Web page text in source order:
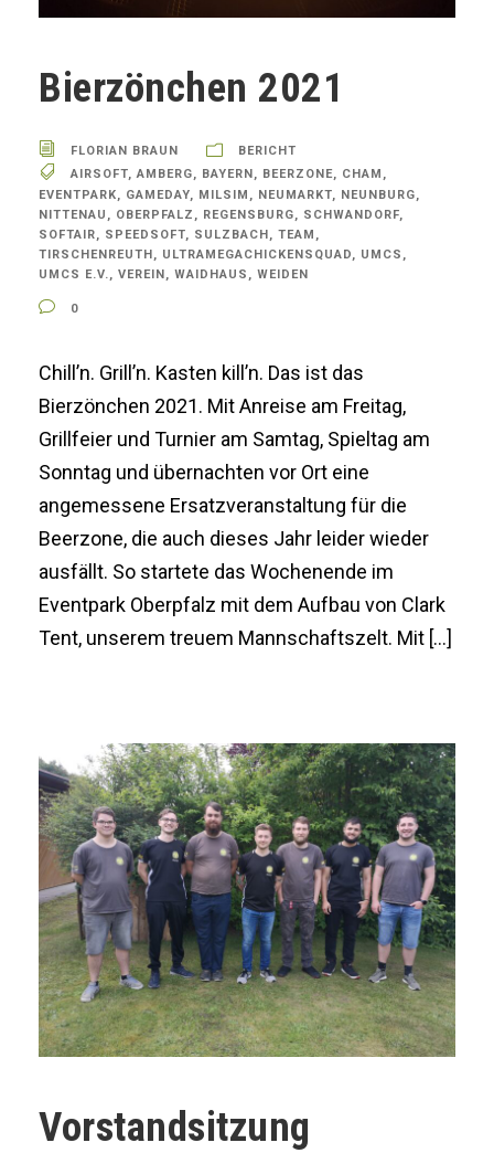
Bierzönchen 2021
FLORIAN BRAUN
BERICHT
AIRSOFT, AMBERG, BAYERN , BEERZONE, CHAM ,
EVENTPARK, GAMEDAY, MILSIM , NEUMARKT, NEUNBURG,
NITTENAU , OBERPFALZ , REGENSBURG, SCHWANDORF,
SOFTAIR, SPEEDSOFT, SULZBACH , TEAM ,
TIRSCHENREUTH , ULTRAMEGACHICKENSQUAD, UMCS ,
UMCS E.V., VEREIN , WAIDHAUS , WEIDEN
0
Chill’n. Grill’n. Kasten kill’n. Das ist das
Bierzönchen 2021. Mit Anreise am Freitag,
Grillfeier und Turnier am Samtag, Spieltag am
Sonntag und übernachten vor Ort eine
angemessene Ersatzveranstaltung für die
Beerzone, die auch dieses Jahr leider wieder
ausfällt. So startete das Wochenende im
Eventpark Oberpfalz mit dem Aufbau von Clark
Tent, unserem treuem Mannschaftszelt. Mit […]
Vorstandsitzung